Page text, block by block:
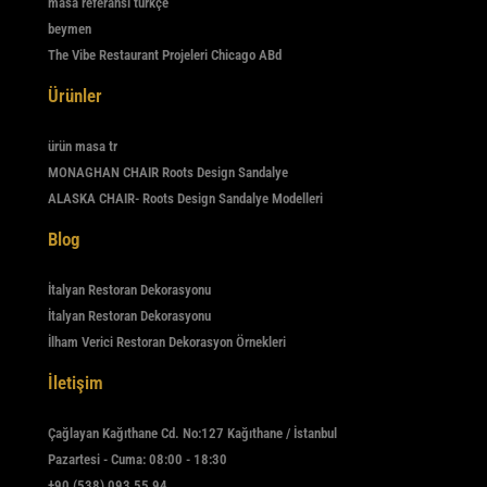
beymen
The Vibe Restaurant Projeleri Chicago ABd
Ürünler
ürün masa tr
MONAGHAN CHAIR Roots Design Sandalye
ALASKA CHAIR- Roots Design Sandalye Modelleri
Blog
İtalyan Restoran Dekorasyonu
İtalyan Restoran Dekorasyonu
İlham Verici Restoran Dekorasyon Örnekleri
İletişim
Çağlayan Kağıthane Cd. No:127 Kağıthane / İstanbul
Pazartesi - Cuma: 08:00 - 18:30